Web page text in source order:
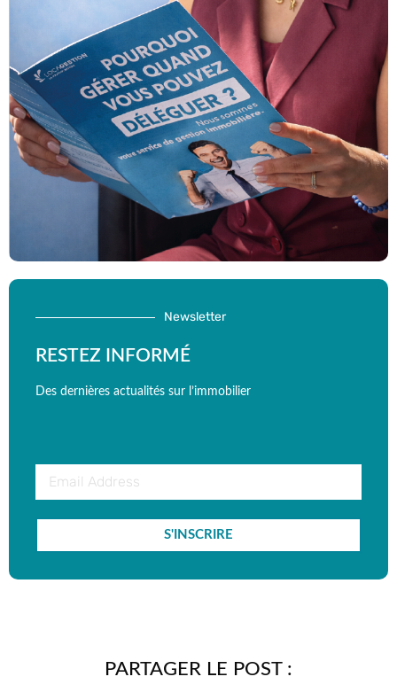
Newsletter
RESTEZ INFORMÉ
Des dernières actualités sur l’immobilier
S'INSCRIRE
PARTAGER LE POST :